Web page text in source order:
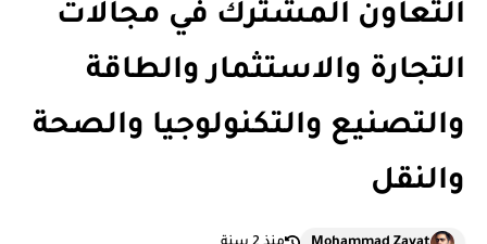
التعاون المشترك في مجالات
التجارة والاستثمار والطاقة
والتصنيع والتكنولوجيا والصحة
والنقل